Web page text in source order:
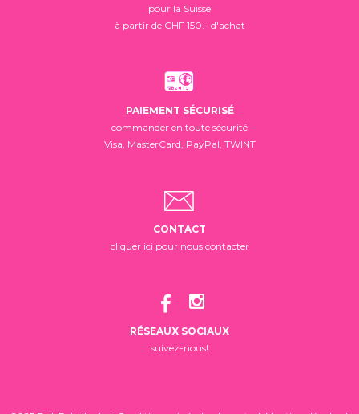
pour la Suisse
à partir de CHF 150.- d'achat
PAIEMENT SÉCURISÉ
commander en toute sécurité
Visa, MasterCard, PayPal, TWINT
CONTACT
cliquer ici pour nous contacter
RÉSEAUX SOCIAUX
suivez-nous!